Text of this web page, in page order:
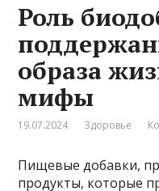
Роль
образа
мифы
19.07.2024 Здоровье
Пищевые добавки,
продукты, которые